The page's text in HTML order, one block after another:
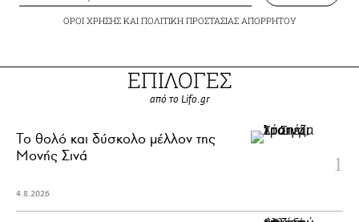
ΟΡΟΙ ΧΡΗΣΗΣΚΑΙ ΠΟΛΙΤΙΚΗ ΠΡΟΣΤΑΣΙΑΣ ΑΠΟΡΡΗΤΟΥ
ΕΠΙΛΟΓΕΣ
από το Lifo.gr
Το θολό και δύσκολο μέλλον της
Μονής Σινά
4.8.2026